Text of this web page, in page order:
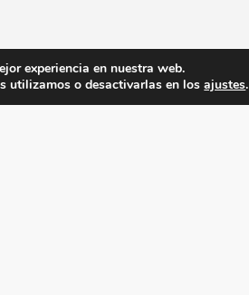
experiencia en nuestra web.
utilizamos o desactivarlas en losajustes.